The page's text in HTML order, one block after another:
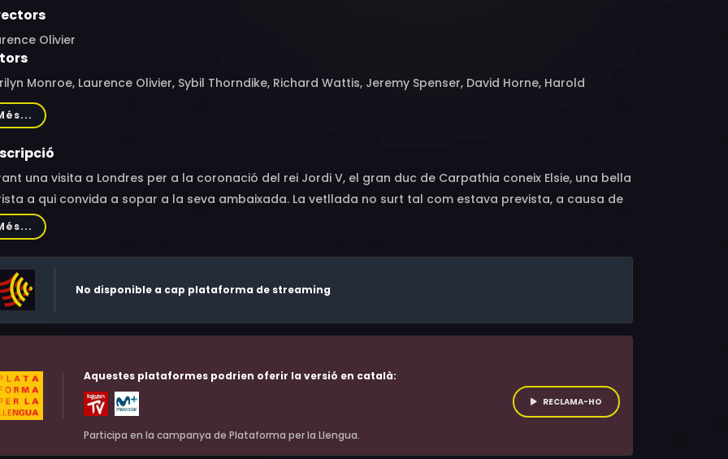
Olivier
Monroe, Laurence Olivier, Sybil Thorndike, Richard Wattis, Jeremy Spenser, David Horne, Harold
Gladys Henson, Jean Kent, Charles Victor, Daphne Anderson, Vera Day, Gillian Owen, Esmond
Paul Hardwick, Rosamund Greenwood, Andreas Malandrinos, Margot Lister, Aubrey Dexter, Maxine
Dennis Edwards, Paul Beradi, Carole Gray, Aileen Lewis, Dido Plumb
una visita a Londres per a la coronació del rei Jordi V, el gran duc de Carpathia coneix Elsie, una bella
a qui convida a sopar a la seva ambaixada. La vetllada no surt tal com estava prevista, a causa de
interrupcions inesperades. Tot i això, l'endemà, tots dos s'adonaran que ha sorgit entre ells un
molt especial. Basant-se en una obra de teatre del dramaturg anglès Terence Rattigan, Laurence
No disponible a cap plataforma de streaming
Aquestes plataformes podrien oferir la versió en català:
Participa en la campanya de Plataforma per la Llengua.
RECLAMA-HO